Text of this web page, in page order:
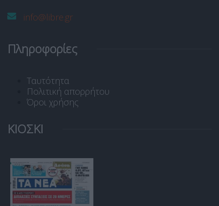
info@libre.gr
Πληροφορίες
Ταυτότητα
Πολιτική απορρήτου
Όροι χρήσης
ΚΙΟΣΚΙ